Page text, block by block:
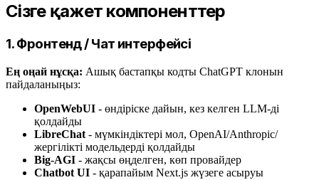
Сізге қажет компоненттер
1. Фронтенд / Чат интерфейсі
Ең оңай нұсқа: Ашық бастапқы кодты ChatGPT клонын
пайдаланыңыз:
OpenWebUI - өндіріске дайын, кез келген LLM-ді
қолдайды
LibreChat - мүмкіндіктері мол, OpenAI/Anthropic/
жергілікті модельдерді қолдайды
Big-AGI - жақсы өңделген, көп провайдер
Chatbot UI - қарапайым Next.js жүзеге асыруы